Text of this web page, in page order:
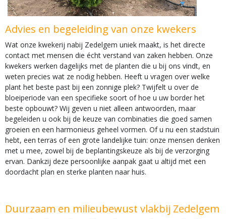
Advies en begeleiding van onze kwekers
Wat onze kwekerij nabij Zedelgem uniek maakt, is het directe
contact met mensen die écht verstand van zaken hebben. Onze
kwekers werken dagelijks met de planten die u bij ons vindt, en
weten precies wat ze nodig hebben. Heeft u vragen over welke
plant het beste past bij een zonnige plek? Twijfelt u over de
bloeiperiode van een specifieke soort of hoe u uw border het
beste opbouwt? Wij geven u niet alleen antwoorden, maar
begeleiden u ook bij de keuze van combinaties die goed samen
groeien en een harmonieus geheel vormen. Of u nu een stadstuin
hebt, een terras of een grote landelijke tuin: onze mensen denken
met u mee, zowel bij de beplantingskeuze als bij de verzorging
ervan. Dankzij deze persoonlijke aanpak gaat u altijd met een
doordacht plan en sterke planten naar huis.
Duurzaam en milieubewust vlakbij Zedelgem